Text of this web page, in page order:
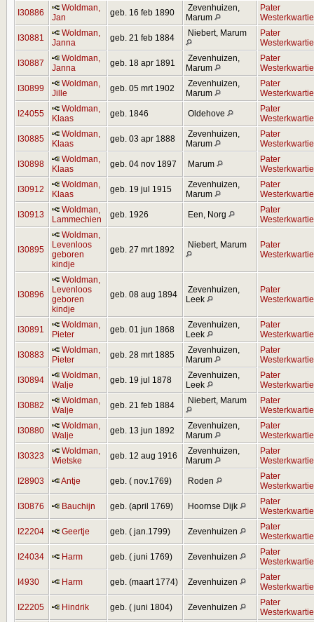
I30886
Woldman,
Jan
geb. 16 feb 1890
Zevenhuizen,
Marum
Pater
I30881
Woldman,
Janna
geb. 21 feb 1884 Niebert, Marum
Pater
I30887
Woldman,
Janna
geb. 18 apr 1891
Zevenhuizen,
Marum
Pater
I30899
Woldman,
Jille
geb. 05 mrt 1902
Zevenhuizen,
Marum
Pater
I24055
Woldman,
Klaas
geb. 1846 Oldehove
Pater
I30885
Woldman,
Klaas
geb. 03 apr 1888
Zevenhuizen,
Marum
Pater
I30898
Woldman,
Klaas
geb. 04 nov 1897 Marum
Pater
I30912
Woldman,
Klaas
geb. 19 jul 1915
Zevenhuizen,
Marum
Pater
I30913
Woldman,
Lammechien
geb. 1926 Een, Norg
Pater
I30895
Woldman,
Levenloos
geboren
kindje
geb. 27 mrt 1892 Niebert, Marum
Pater
I30896
Woldman,
Levenloos
geboren
kindje
geb. 08 aug 1894
Zevenhuizen,
Leek
Pater
I30891
Woldman,
Pieter
geb. 01 jun 1868
Zevenhuizen,
Leek
Pater
I30883
Woldman,
Pieter
geb. 28 mrt 1885
Zevenhuizen,
Marum
Pater
I30894
Woldman,
Walje
geb. 19 jul 1878
Zevenhuizen,
Leek
Pater
I30882
Woldman,
Walje
geb. 21 feb 1884 Niebert, Marum
Pater
I30880
Woldman,
Walje
geb. 13 jun 1892
Zevenhuizen,
Marum
Pater
I30323
Woldman,
Wietske
geb. 12 aug 1916
Zevenhuizen,
Marum
Pater
I28903 Antje geb. ( nov.1769) Roden
Pater
I30876 Bauchijn geb. (april 1769) Hoornse Dijk
Pater
I22204 Geertje geb. ( jan.1799) Zevenhuizen
Pater
I24034 Harm geb. ( juni 1769) Zevenhuizen
Pater
I4930 Harm geb. (maart 1774) Zevenhuizen
Pater
I22205 Hindrik geb. ( juni 1804) Zevenhuizen
Pater